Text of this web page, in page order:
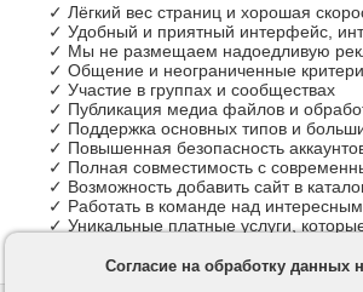
✓ Лёгкий вес страниц и хорошая
✓ Удобный и приятный интерфейс,
✓ Мы не размещаем надоедливую
✓ Общение и неограниченные
✓ Участие в группах и сообществах
✓ Публикация медиа файлов и
✓ Поддержка основных типов и
✓ Повышенная безопасность
✓ Полная совместимость с
✓ Возможность добавить сайт в
✓ Работать в команде над
✓ Уникальные платные услуги,
Согласие на обработку данных